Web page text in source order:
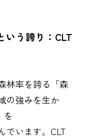
いう誇り：CLT
林率を誇る「森
の強みを生か
を
でいます。CLT